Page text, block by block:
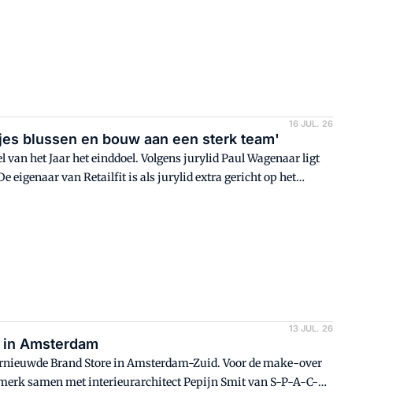
16 JUL. 26
blussen en bouw aan een sterk team'
het Jaar het einddoel. Volgens jurylid Paul Wagenaar ligt
eigenaar van Retailfit is als jurylid extra gericht op het
13 JUL. 26
Amsterdam
Brand Store in Amsterdam-Zuid. Voor de make-over
samen met interieurarchitect Pepijn Smit van S-P-A-C-E